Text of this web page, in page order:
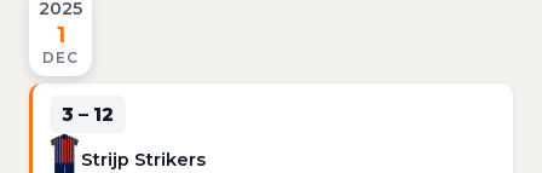
2025
1
DEC
3 – 12
Strijp Strikers